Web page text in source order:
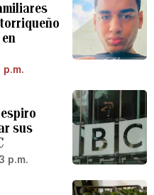
p.m.
sus
p.m.